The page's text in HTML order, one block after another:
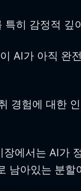
히 감정적
AI가 아직 완
경험에 대한
에서는 AI가
남아있는 분할